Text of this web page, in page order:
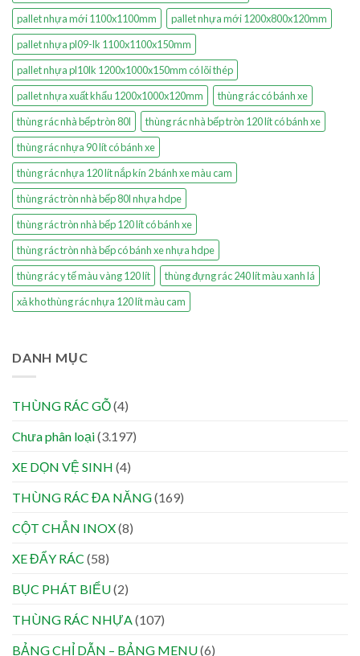
pallet nhựa mới 1100x1100mm
pallet nhựa mới 1200x800x120mm
pallet nhựa pl09-lk 1100x1100x150mm
pallet nhựa pl10lk 1200x1000x150mm có lõi thép
pallet nhựa xuất khẩu 1200x1000x120mm
thùng rác có bánh xe
thùng rác nhà bếp tròn 80l
thùng rác nhà bếp tròn 120 lít có bánh xe
thùng rác nhựa 90 lít có bánh xe
thùng rác nhựa 120 lít nắp kín 2 bánh xe màu cam
thùng rác tròn nhà bếp 80l nhựa hdpe
thùng rác tròn nhà bếp 120 lít có bánh xe
thùng rác tròn nhà bếp có bánh xe nhựa hdpe
thùng rác y tế màu vàng 120 lít
thùng đựng rác 240 lít màu xanh lá
xả kho thùng rác nhựa 120 lít màu cam
DANH MỤC
THÙNG RÁC GỖ(4)
Chưa phân loại(3.197)
XE DỌN VỆ SINH (4)
THÙNG RÁC ĐA NĂNG(169)
CỘT CHẮN INOX(8)
XE ĐẨY RÁC (58)
BỤC PHÁT BIỂU(2)
THÙNG RÁC NHỰA(107)
BẢNG CHỈ DẪN – BẢNG MENU(6)